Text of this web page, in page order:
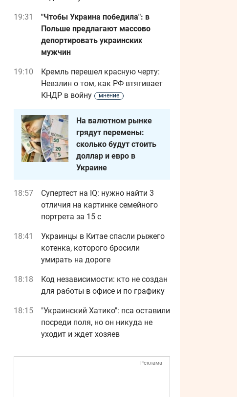
19:31
"Чтобы Украина победила": в
Польше предлагают массово
депортировать украинских
мужчин
19:10
Кремль перешел красную черту:
Невзлин о том, как РФ втягивает
КНДР в войну
мнение
На валютном рынке
грядут перемены:
сколько будут стоить
доллар и евро в
Украине
18:57
Супертест на IQ: нужно найти 3
отличия на картинке семейного
портрета за 15 с
18:41
Украинцы в Китае спасли рыжего
котенка, которого бросили
умирать на дороге
18:18
Код независимости: кто не создан
для работы в офисе и по графику
18:15
"Украинский Хатико": пса оставили
посреди поля, но он никуда не
уходит и ждет хозяев
Реклама